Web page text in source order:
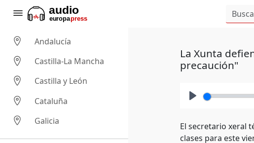
Andalucía
Castilla-La Mancha
Castilla y León
Cataluña
Galicia
La Xunta
precaución"
El secretario xeral
clases para este